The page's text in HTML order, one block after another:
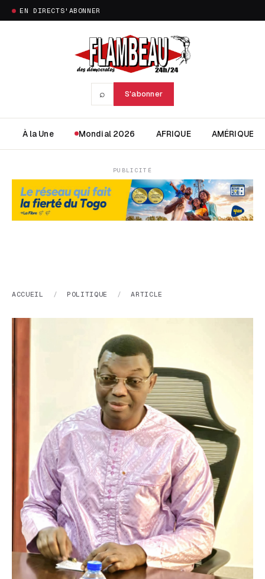
EN DIRECTS'ABONNER
⌕ S'abonner
À la Une Mondial 2026 AFRIQUE AMÉRIQUE
PUBLICITÉ
ACCUEIL / POLITIQUE / ARTICLE